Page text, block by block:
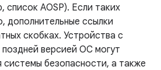
список AOSP). Если таких
дополнительные ссылки
скобках. Устройства с
версией ОС могут
системы безопасности, а также